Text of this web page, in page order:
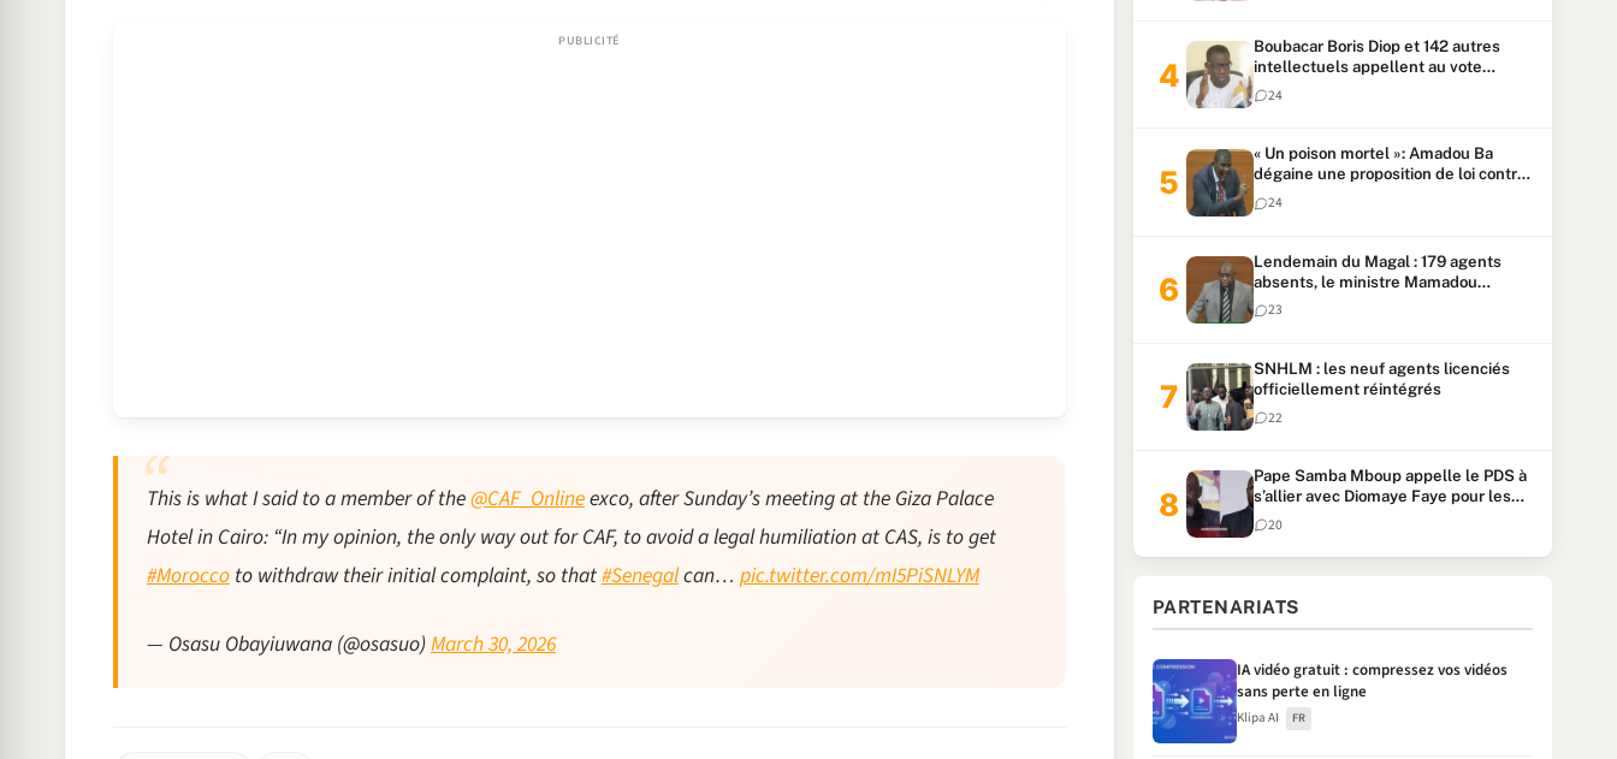
This is what I said to a member of the@CAF_Onlineexco, after Sunday’s meeting at the Giza Palace
Hotel in Cairo: “In my opinion, the only way out for CAF, to avoid a legal humiliation at CAS, is to get
#Moroccoto withdraw their initial complaint, so that#Senegalcan… pic.twitter.com/mI5PiSNLYM
— Osasu Obayiuwana (@osasuo) March 30, 2026
Boubacar Boris Diop et 142 autres
intellectuels appellent au vote
urgent de la révision
constitutionnelle
24
« Un poison mortel »: Amadou Ba
dégaine une proposition de loi contre
la transhumance des maires
24
Lendemain du Magal : 179 agents
absents, le ministre Mamadou
Lamine Dianté exige des explications
23
SNHLM : les neuf agents licenciés
officiellement réintégrés
22
Pape Samba Mboup appelle le PDS à
s’allier avec Diomaye Faye pour les
locales et tacle Sonko
20
PARTENARIATS
IA vidéo gratuit : compressez vos vidéos
sans perte en ligne
Klipa AI FR